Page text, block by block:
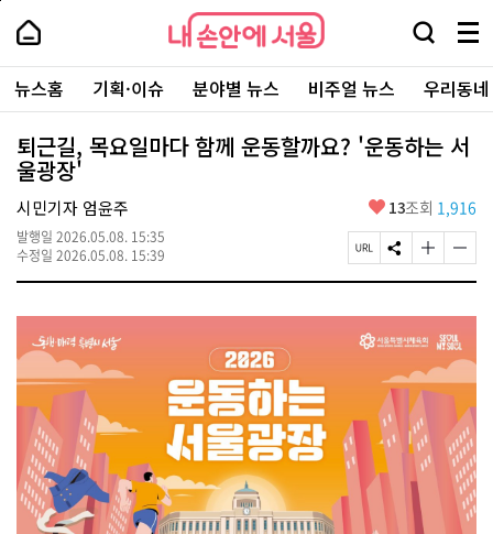
본
로
가
내
손
안
에
서
울
-
서
울
시
대
표
소
통
포
내
손
에
울
검
창
열
기
메
뉴
전
체
보
기
주
요
서
뉴스홈 기획·이슈 분야별 뉴스 비주얼 뉴스 우리동
퇴근길, 목요일마다 함께 운동할까요? '운동하는 서
울광장'
시민기자 엄윤주
발행일 2026.05.08. 15:35
수정일 2026.05.08. 15:39
좋
요
13조회 1,916
페
이
U
R
L
S
N
공
유
하
기
글
자
기
크
게
변
경
기
글
자
기
게
변
경
하
기
페
상
단
로